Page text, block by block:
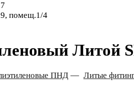
помещ.1/4
Литой
ПНД — Литые